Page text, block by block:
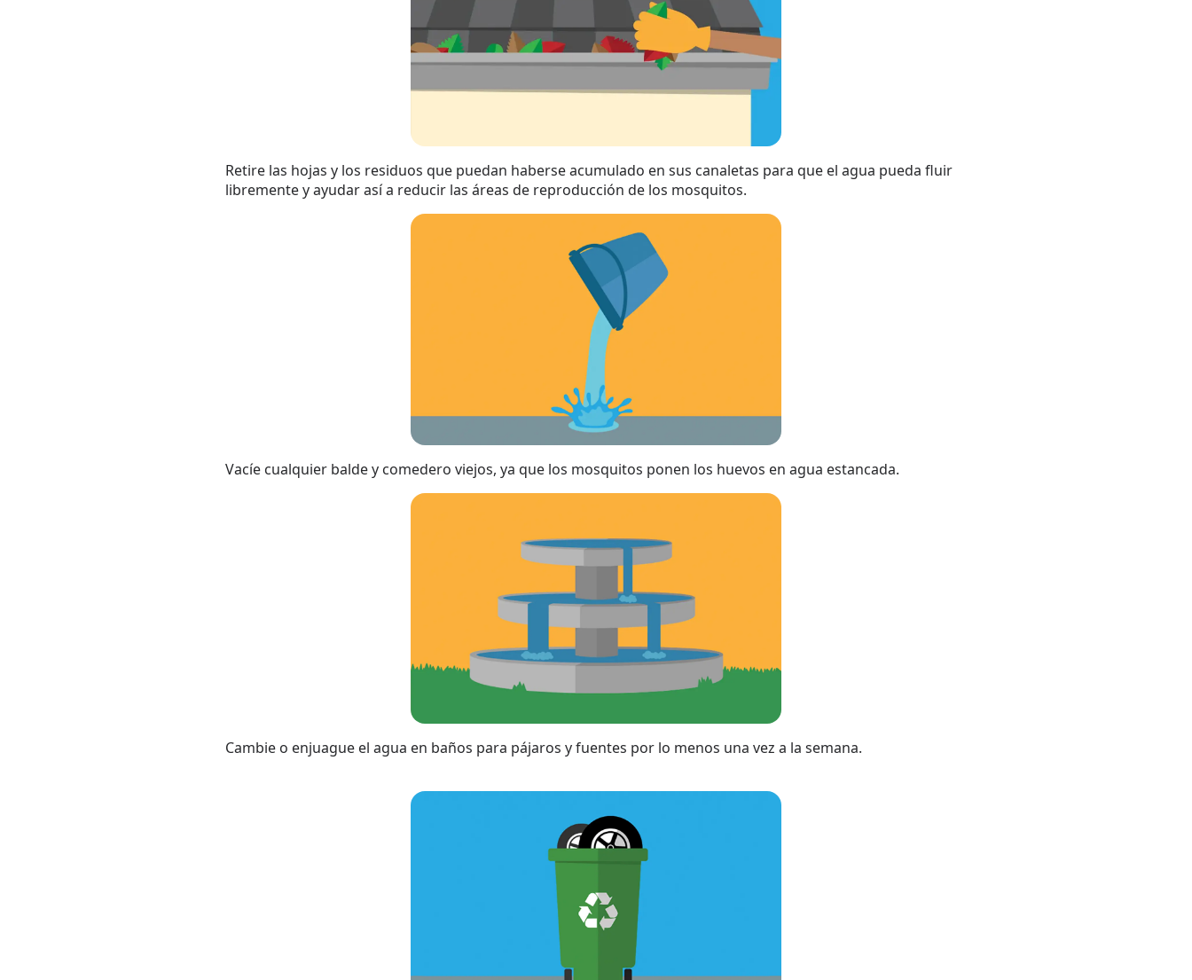
Retire las hojas y los residuos que puedan haberse acumulado en sus canaletas para que el agua pueda fluir
libremente y ayudar así a reducir las áreas de reproducción de los mosquitos.
Vacíe cualquier balde y comedero viejos, ya que los mosquitos ponen los huevos en agua estancada.
Cambie o enjuague el agua en baños para pájaros y fuentes por lo menos una vez a la semana.